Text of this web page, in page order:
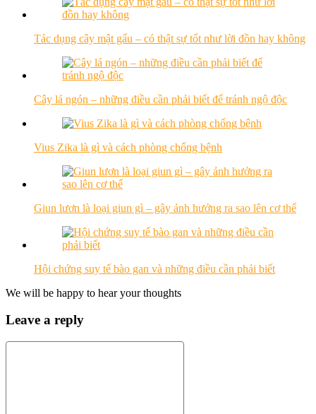
Tác dụng cây mật gấu – có thật sự tốt như lời đồn hay không
Cây lá ngón – những điều cần phải biết để tránh ngộ độc
Vius Zika là gì và cách phòng chống bệnh
Giun lươn là loại giun gì – gây ảnh hưởng ra sao lên cơ thể
Hội chứng suy tế bào gan và những điều cần phải biết
We will be happy to hear your thoughts
Leave a reply